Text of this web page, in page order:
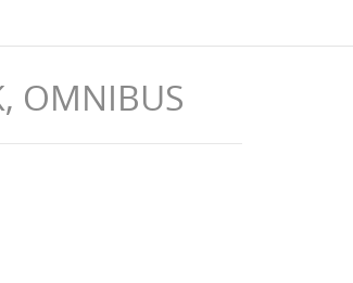
OMNIBUS